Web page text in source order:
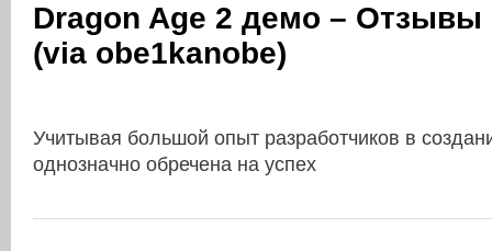
Dragon Age 2 демо – Отзывы
(via obe1kanobe)
Учитывая большой опыт разработчиков в
однозначно обречена на успех